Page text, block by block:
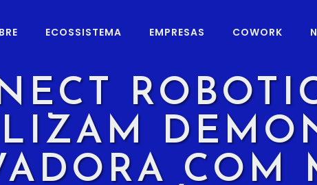
ECOSSISTEMA EMPRESAS COWORK
COM